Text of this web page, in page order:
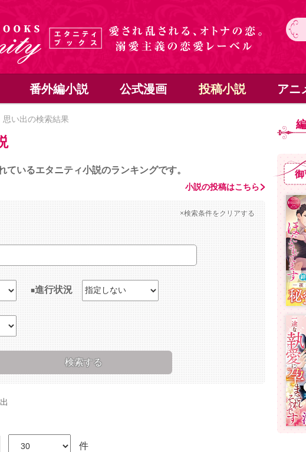
番外編小説 公式漫画 投稿小説 アニ
思い出の検索結果
ているエタニティ小説のランキングです。
小説の投稿はこちら
×検索条件をクリアする
進行状況
件